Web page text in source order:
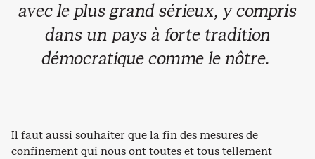
avec le plus grand sérieux, y compris
dans un pays à forte tradition
démocratique comme le nôtre.
Il faut aussi souhaiter que la fin des mesures de
confinement qui nous ont toutes et tous tellement